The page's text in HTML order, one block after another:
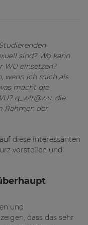
sind? Wo kann
WU einsetzen?
wenn ich mich als
macht die
q_wir@wu, die
Rahmen der
diese interessanten
vorstellen und
und
dass das sehr